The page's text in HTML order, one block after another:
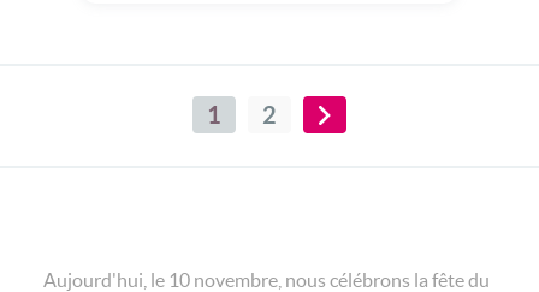
1 2
Aujourd'hui, le 10 novembre, nous célébrons la fête du